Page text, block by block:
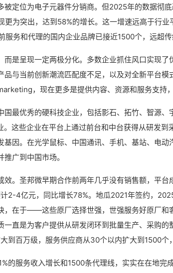
被定位为电子元器件分销商。但2025年的数据彻
更为突出，达到58%的增长。这一增速远高于行
服务和代理的国内企业品牌已接近1500个，远超
而是呈现一定两极分化。多数企业抓住风口实现
品与当前创新潮流匹配度不足，以及对全新平台
，现在更多是提供内容、资源和服务支持
国最优秀的硬科技企业，包括影石、拓竹、智源
。这些企业在平台上通过前台和中台获得从研发
基因。在光学鼠标、中国通讯、手机、基站、电
广到中国市场。
效。圣邦微早期合作前两年几乎没有销售额，平
2-4亿元，同比增长78%。地瓜2021年签约，
，在于——这些原厂选择世强，世强服务好原厂和
一直是为客户提供从研发闭环到批量生产、采购
到百万级，服务供应商从30个以内扩大到1500个
的服务收入增长和1500条代理线，实实在在地完